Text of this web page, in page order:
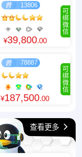
可
绑
微
信
13806
¥39,800.00
可
绑
微
信
78887
¥187,500.00
查看更多